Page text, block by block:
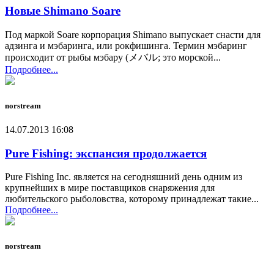
Новые Shimano Soare
Под маркой Soare корпорация Shimano выпускает снасти для
адзинга и мэбаринга, или рокфишинга. Термин мэбаринг
происходит от рыбы мэбару (メバル; это морской...
Подробнее...
norstream
14.07.2013 16:08
Pure Fishing: экспансия продолжается
Pure Fishing Inc. является на сегодняшний день одним из
крупнейших в мире поставщиков снаряжения для
любительского рыболовства, которому принадлежат такие...
Подробнее...
norstream